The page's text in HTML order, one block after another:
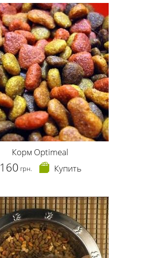
Корм Optimeal
160 грн. Купить